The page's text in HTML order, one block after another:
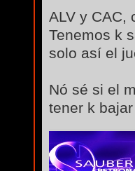
ALV y CAC,
Tenemos k
solo así el
Nó sé si el
tener k